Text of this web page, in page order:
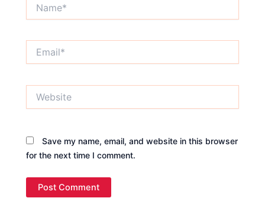
Save my name, email, and website in this browser
for the next time I comment.